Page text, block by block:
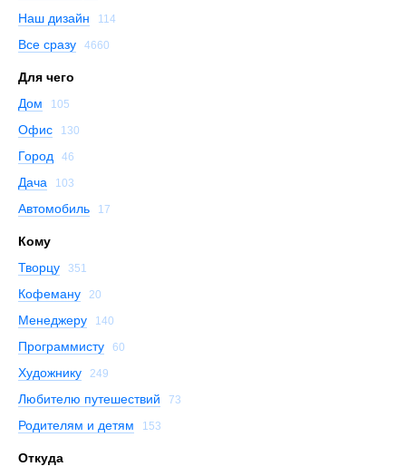
Наш дизайн 114
Все сразу 4660
Для чего
Дом
105
Офис 130
Город 46
Дача 103
Автомобиль 17
Кому
Творцу
351
Кофеману 20
Менеджеру 140
Программисту 60
Художнику 249
Любителю путешествий 73
Родителям и детям 153
Откуда